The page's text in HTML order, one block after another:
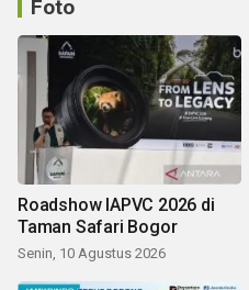
Foto
Roadshow IAPVC 2026 di
Taman Safari Bogor
Senin, 10 Agustus 2026